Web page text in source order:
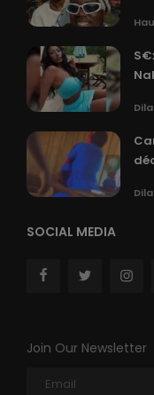
SOCIAL MEDIA
Join Our Newsletter